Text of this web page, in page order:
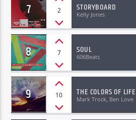
7 2 STORYBOARD
Kelly Jones
8 7 SOUL
606Beats
9 10 THE COLORS OF LIFE
Mark Trock, Ben Love